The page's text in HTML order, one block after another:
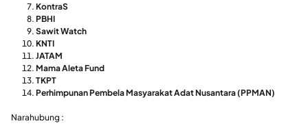
KontraS
PBHI
Sawit Watch
KNTI
JATAM
Mama Aleta Fund
TKPT
Perhimpunan Pembela Masyarakat Adat Nusantara (PPMAN)
Narahubung :